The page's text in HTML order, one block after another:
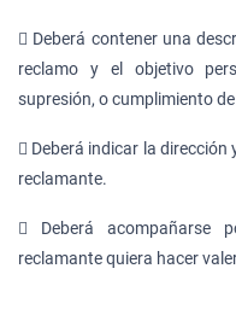
 Deberá contener una
reclamo y el objetivo
supresión, o cumplimiento
 Deberá indicar la
reclamante.
 Deberá acompañarse
reclamante quiera hacer